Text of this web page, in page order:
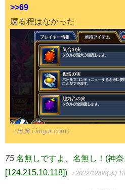
>>69
腐る程はなかった
（出典 i.imgur.com）
75 名無しですよ、名無し！(神
[124.215.10.118])
：2022/12/08(木)